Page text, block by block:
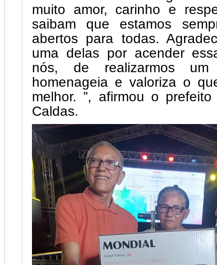
muito amor, carinho e
saibam que estamos
abertos para todas.
uma delas por acender
nós, de realizarmos
homenageia e valoriza o
melhor. ”, afirmou o
Caldas.